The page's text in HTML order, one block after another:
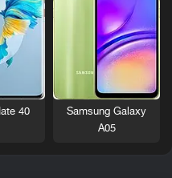
Samsung Galaxy
A05
40